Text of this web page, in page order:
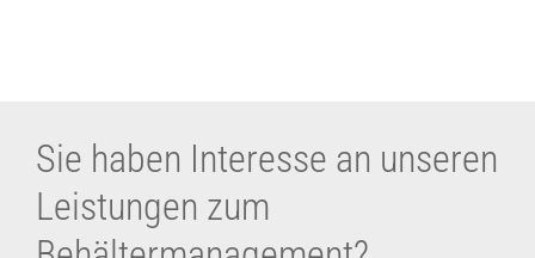
Sie haben Interesse an unseren
Leistungen zum